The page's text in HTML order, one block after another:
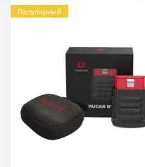
Популярный